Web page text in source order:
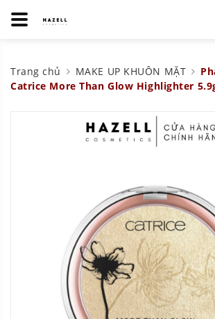
Trang chủ MAKE UP KHUÔN MẶT
Catrice More Than Glow Highlighter